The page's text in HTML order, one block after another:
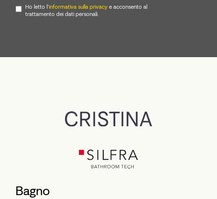
Ho letto l'informativa sulla privacy e acconsento al
trattamento dei dati personali.
Bagno